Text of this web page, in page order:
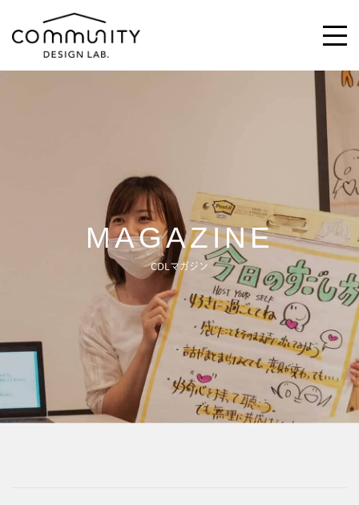
ABOUT
ACTIVITIES
MAGAZINE
NEWS
EVENTS
MAGAZINE
CDLマガジン